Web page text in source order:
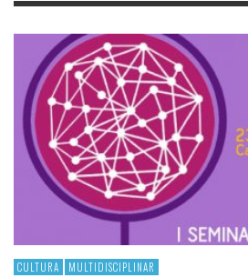
CULTURA MULTIDISCIPLINAR